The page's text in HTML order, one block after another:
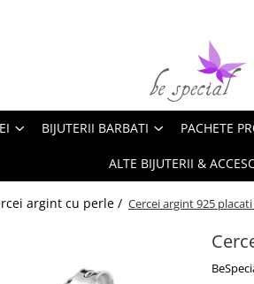
BIJUTERII BARBATI PACHETE
ALTE BIJUTERII &
argint cu perle / Cercei argint 925